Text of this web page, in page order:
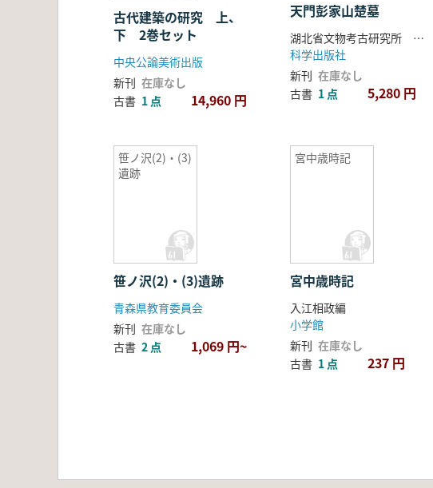
古代建築の研究 上、
下 2巻セット
中央公論美術出版
新刊 在庫なし
古書 1 点 14,960 円
天門彭家山楚墓
湖北省文物考古研究所 天門市博物館編
科学出版社
新刊 在庫なし
古書 1 点 5,280 円
笹ノ沢(2)・(3)
遺跡
笹ノ沢(2)・(3)遺跡
青森県教育委員会
新刊 在庫なし
古書 2 点 1,069 円~
宮中歳時記
宮中歳時記
入江相政編
小学館
新刊 在庫なし
古書 1 点 237 円